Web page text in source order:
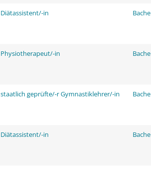
Diätassistent/-in
Physiotherapeut/-in
staatlich geprüfte/-r Gymnastiklehrer/-in
Diätassistent/-in